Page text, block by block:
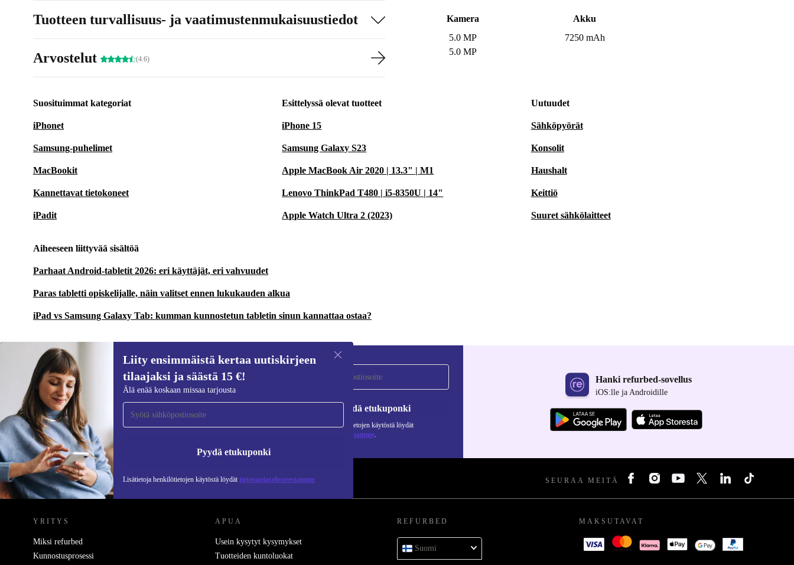
Kamera
5.0 MP
5.0 MP
Akku
7250 mAh
Tuotteen turvallisuus- ja vaatimustenmukaisuustiedot
Arvostelut (4.6)
Suosituimmat kategoriat
iPhonet
Samsung-puhelimet
MacBookit
Kannettavat tietokoneet
iPadit
Esittelyssä olevat tuotteet
iPhone 15
Samsung Galaxy S23
Apple MacBook Air 2020 | 13.3" | M1
Lenovo ThinkPad T480 | i5-8350U | 14"
Apple Watch Ultra 2 (2023)
Uutuudet
Sähköpyörät
Konsolit
Haushalt
Keittiö
Suuret sähkölaitteet
Aiheeseen liittyvää sisältöä
Parhaat Android-tabletit 2026: eri käyttäjät, eri vahvuudet
Paras tabletti opiskelijalle, näin valitset ennen lukukauden alkua
iPad vs Samsung Galaxy Tab: kumman kunnostetun tabletin sinun kannattaa ostaa?
Liity ensimmäistä kertaa uutiskirjeen
tilaajaksi ja säästä 15 €!
Älä enää koskaan missaa tarjousta
Pyydä etukuponki
Lisätietoja henkilötietojen käytöstä löydät tietosuojaselosteestamme
Liity ensimmäistä kertaa uutiskirjeen
tilaajaksi ja säästä 15 €!
Älä missaa enää yhtäkään tarjousta.
Pyydä etukuponki
Lisätietoja henkilötietojen käytöstä löydät
tietosuojaselosteestamme.
Hanki refurbed-sovellus
iOS:lle ja Androidille
REFURBED SUOMI - RETHINK NEW. SEURAA MEITÄ
YRITYS
Miksi refurbed
Kunnostusprosessi
APUA
Usein kysytyt kysymykset
Tuotteiden kuntoluokat
REFURBED
Suomi
MAKSUTAVAT